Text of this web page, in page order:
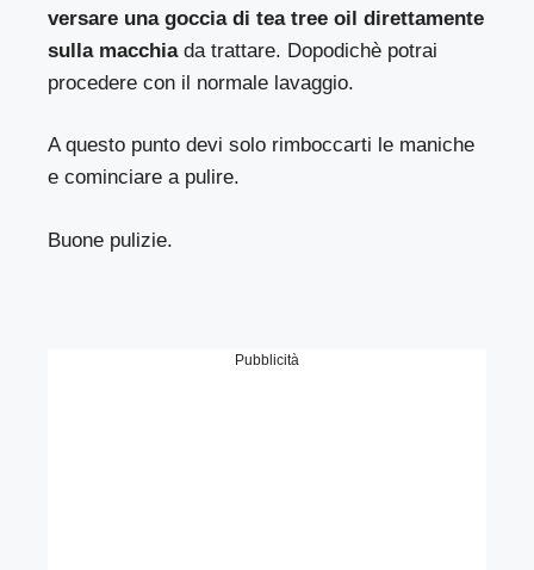
versare una goccia di tea tree oil direttamente
sulla macchiada trattare. Dopodichè potrai
procedere con il normale lavaggio.
A questo punto devi solo rimboccarti le maniche
e cominciare a pulire.
Buone pulizie.
Pubblicità